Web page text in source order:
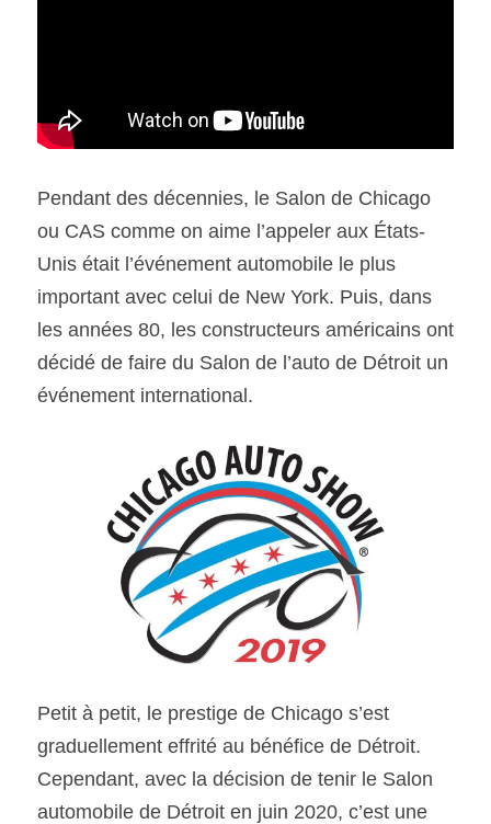
Pendant des décennies, le Salon de Chicago
ou CAS comme on aime l’appeler aux États-
Unis était l’événement automobile le plus
important avec celui de New York. Puis, dans
les années 80, les constructeurs américains ont
décidé de faire du Salon de l’auto de Détroit un
événement international.
Petit à petit, le prestige de Chicago s’est
graduellement effrité au bénéfice de Détroit.
Cependant, avec la décision de tenir le Salon
automobile de Détroit en juin 2020, c’est une